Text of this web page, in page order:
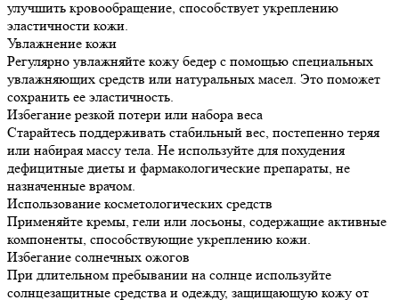
улучшить кровообращение, способствует укреплению
эластичности кожи.
Увлажнение кожи
Регулярно увлажняйте кожу бедер с помощью специальных
увлажняющих средств или натуральных масел. Это поможет
сохранить ее эластичность.
Избегание резкой потери или набора веса
Старайтесь поддерживать стабильный вес, постепенно теряя
или набирая массу тела. Не используйте для похудения
дефицитные диеты и фармакологические препараты, не
назначенные врачом.
Использование косметологических средств
Применяйте кремы, гели или лосьоны, содержащие активные
компоненты, способствующие укреплению кожи.
Избегание солнечных ожогов
При длительном пребывании на солнце используйте
солнцезащитные средства и одежду, защищающую кожу от